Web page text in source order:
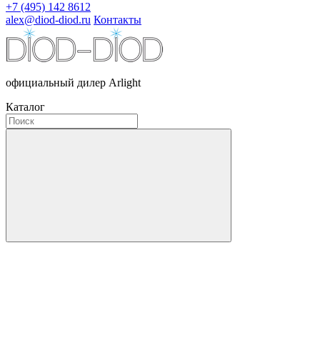
+7 (495) 142 8612
alex@diod-diod.ru Контакты
официальный дилер Arlight
Каталог